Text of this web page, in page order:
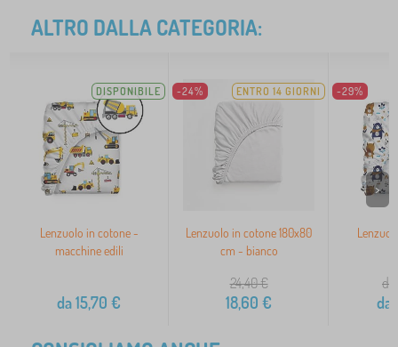
ALTRO DALLA CATEGORIA:
DISPONIBILE
Lenzuolo in cotone -
macchine edili
da15,70 €
-24% ENTRO 14 GIORNI
Lenzuolo in cotone 180x80
cm - bianco
24,40€
18,60 €
-29%
da
da
>